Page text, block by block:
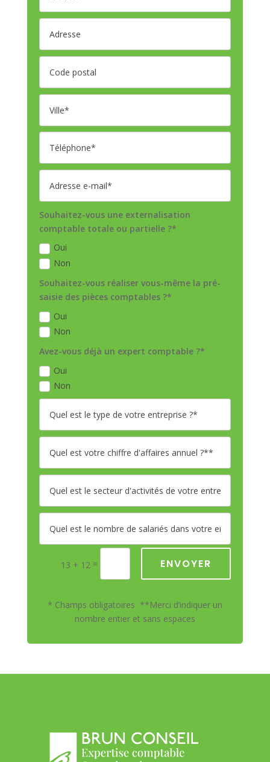
Souhaitez-vous une externalisation
comptable totale ou partielle ?*
Oui
Non
Souhaitez-vous réaliser vous-même la pré-
saisie des pièces comptables ?*
Oui
Non
Avez-vous déjà un expert comptable ?*
Oui
Non
13 + 12 = ENVOYER
* Champs obligatoires **Merci d’indiquer un
nombre entier et sans espaces